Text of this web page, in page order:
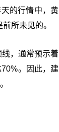
的行情中，黄
所未见的。
，通常预示着
。因此，建